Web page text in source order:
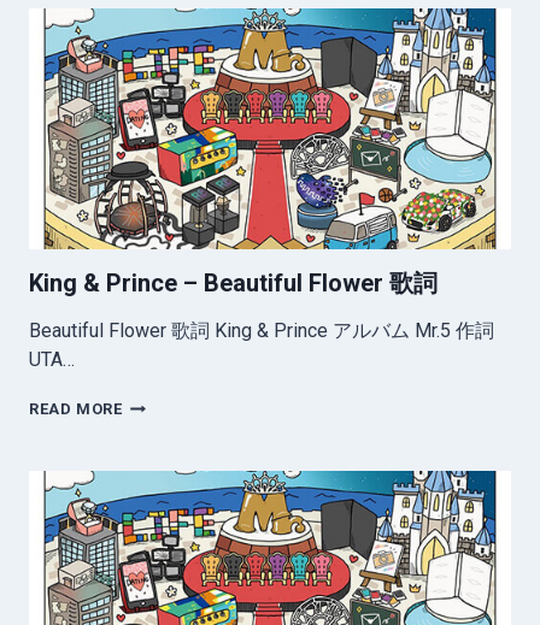
–
な
に
も
の
歌
詞
King & Prince – Beautiful Flower 歌詞
Beautiful Flower 歌詞 King & Prince アルバム Mr.5 作詞
UTA…
READ MOREKING
–
BEAUTIFUL
FLOWER
歌
詞